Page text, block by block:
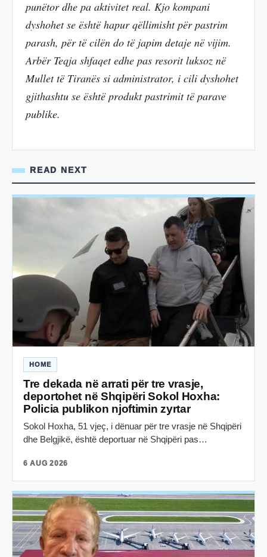
punëtor dhe pa aktivitet real. Kjo kompani
dyshohet se është hapur qëllimisht për pastrim
parash, për të cilën do të japim detaje në vijim.
Arbër Teqja shfaqet edhe pas resorit luksoz në
Mullet të Tiranës si administrator, i cili dyshohet
gjithashtu se është produkt pastrimit të parave
publike.
READ NEXT
HOME
Tre dekada në arrati për tre vrasje,
deportohet në Shqipëri Sokol Hoxha:
Policia publikon njoftimin zyrtar
Sokol Hoxha, 51 vjeç, i dënuar për tre vrasje në Shqipëri
dhe Belgjikë, është deportuar në Shqipëri pas…
6 AUG 2026